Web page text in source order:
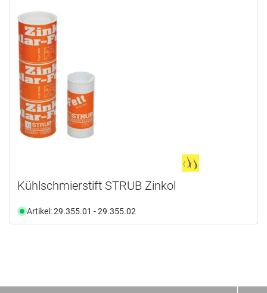
Kühlschmierstift STRUB Zinkol
Artikel: 29.355.01 - 29.355.02